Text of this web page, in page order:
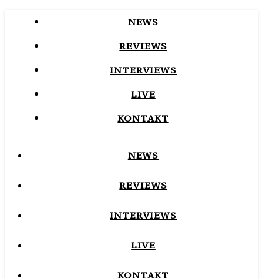
NEWS
REVIEWS
INTERVIEWS
LIVE
KONTAKT
NEWS
REVIEWS
INTERVIEWS
LIVE
KONTAKT